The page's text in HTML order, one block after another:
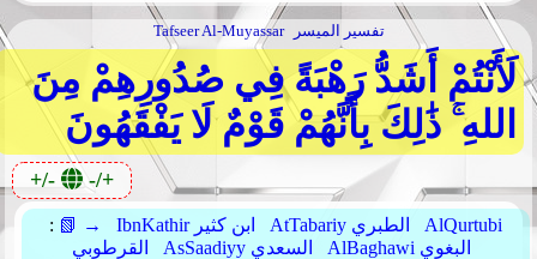
Tafseer Al-Muyassar تفسير الميسر
لَأَنْتُمْ أَشَدُّ رَهْبَةً فِي صُدُورِهِمْ مِنَ
اللهِ ۚ ذَٰلِكَ بِأَنَّهُمْ قَوْمٌ لَا يَفْقَهُونَ
+/- -/+
: 📗 → IbnKathir ابن كثير AtTabariy الطبري
AlQurtubi
القرطوبي
AsSaadiyy السعدي
AlBaghawi البغوي